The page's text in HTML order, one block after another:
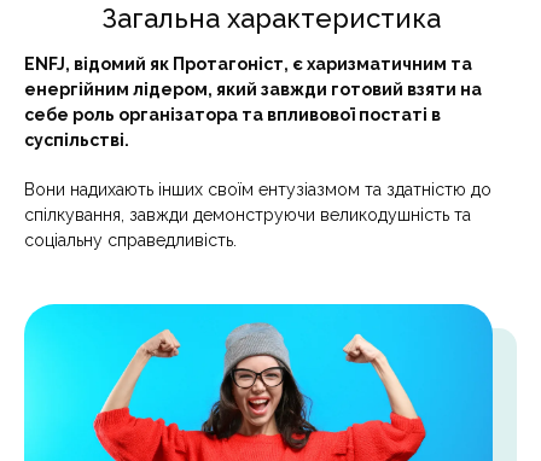
Загальна характеристика
ENFJ, відомий як Протагоніст, є харизматичним та
енергійним лідером, який завжди готовий взяти на
себе роль організатора та впливової постаті в
суспільстві.
Вони надихають інших своїм ентузіазмом та здатністю до
спілкування, завжди демонструючи великодушність та
соціальну справедливість.